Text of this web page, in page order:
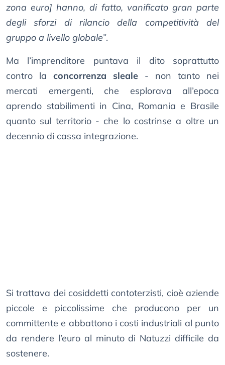
zona euro] hanno, di fatto, vanificato gran parte
degli sforzi di rilancio della competitività del
gruppo a livello globale”.
Ma l’imprenditore puntava il dito soprattutto
contro la concorrenza sleale - non tanto nei
mercati emergenti, che esplorava all’epoca
aprendo stabilimenti in Cina, Romania e Brasile
quanto sul territorio - che lo costrinse a oltre un
decennio di cassa integrazione.
Si trattava dei cosiddetti contoterzisti, cioè aziende
piccole e piccolissime che producono per un
committente e abbattono i costi industriali al punto
da rendere l’euro al minuto di Natuzzi difficile da
sostenere.